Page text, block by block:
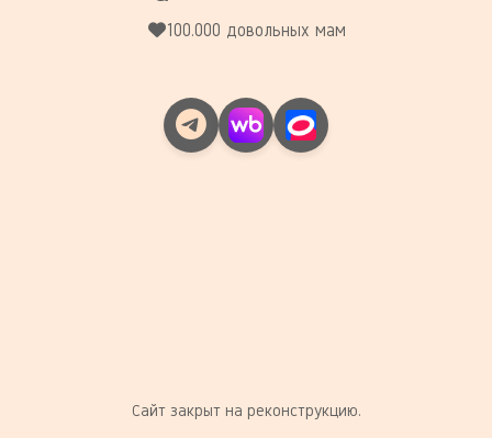
100.000 довольных мам
Сайт закрыт на реконструкцию.